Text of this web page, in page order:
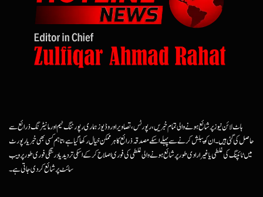
ہاٹ لائن نیوز پر شائع ہونے والی تمام خبریں، رپورٹس، تصاویر اور وڈیوز ہماری رپورٹنگ ٹیم اور مانیٹرنگ ذرائع سے
حاصل کی گئی ہیں۔ ان کو پبلش کرنے سے پہلے اسکے مصدقہ ذرائع کا ہرممکن خیال رکھا گیا ہے، تاہم کسی بھی خبر یا رپورٹ
میں ٹائپنگ کی غلطی یا غیرارادی طور پر شائع ہونے والی غلطی کی فوری اصلاح کرکے اسکی تردید یا درستگی فوری طور پر ویب
سائٹ پر شائع کردی جاتی ہے۔